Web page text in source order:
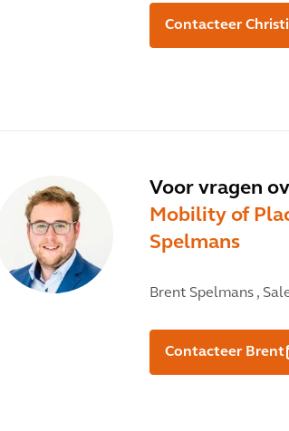
Contacteer
Voor vragen
Mobility of
Spelmans
Brent Spelmans ,
Contacteer Brent